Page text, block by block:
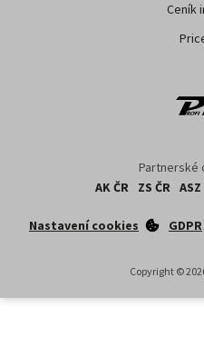
Ceník
Partnerské
AK ČR
ZS ČR ASZ
Nastavení cookies GDPR
Copyright ©